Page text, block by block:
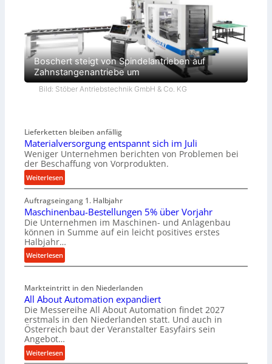
Boschert steigt von Spindelantrieben auf
Zahnstangenantriebe um
Bild: Stöber Antriebstechnik GmbH & Co. KG
Lieferketten bleiben anfällig
Materialversorgung entspannt sich im Juli
Weniger Unternehmen berichten von Problemen bei
der Beschaffung von Vorprodukten.
Weiterlesen:
M
a
t
e
r
i
a
l
e
r
s
o
u
Auftragseingang 1. Halbjahr
Maschinenbau-Bestellungen 5% über Vorjahr
Die Unternehmen im Maschinen- und Anlagenbau
können in Summe auf ein leicht positives erstes
Halbjahr…
Weiterlesen:
M
s
c
h
i
n
e
n
Markteintritt in den Niederlanden
All About Automation expandiert
Die Messereihe All About Automation findet 2027
erstmals in den Niederlanden statt. Und auch in
Österreich baut der Veranstalter Easyfairs sein
Angebot…
Weiterlesen: